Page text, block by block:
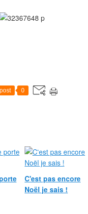
0
C'est pas encore
Noël je sais !